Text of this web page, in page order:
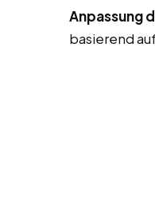
Anpassung
basierend